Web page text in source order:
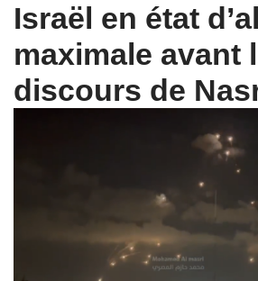
Israël en état
maximale avant
discours de